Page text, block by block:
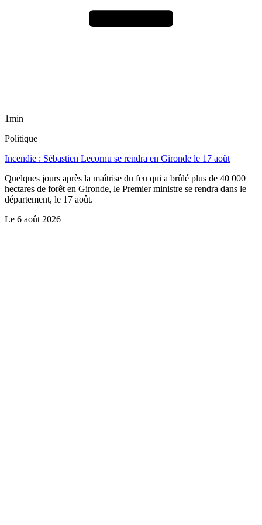
1min
Politique
Incendie : Sébastien Lecornu se rendra en Gironde le 17 août
Quelques jours après la maîtrise du feu qui a brûlé plus de 40 000
hectares de forêt en Gironde, le Premier ministre se rendra dans le
département, le 17 août.
Le 6 août 2026